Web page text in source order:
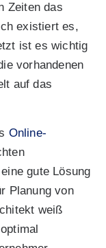
Zeiten das
existiert es,
ist es wichtig
vorhandenen
auf das
Online-
gute Lösung
Planung von
weiß